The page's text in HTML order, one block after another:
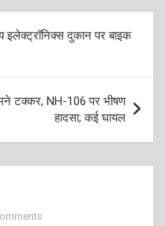
इलेक्ट्रॉनिक्स दुकान पर बाइक
टक्कर, NH-106 पर भीषण
हादसा; कई घायल